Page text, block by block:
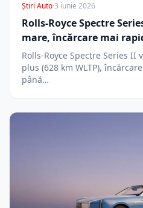
Știri Auto·3 iunie 2026
Rolls-Royce Spectre
mare, încărcare mai
Rolls-Royce Spectre Series II
plus (628 km WLTP),
până…